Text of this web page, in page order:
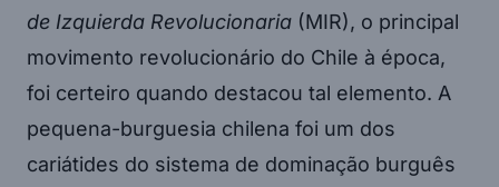
de Izquierda Revolucionaria (MIR), o principal
movimento revolucionário do Chile à época,
foi certeiro quando destacou tal elemento. A
pequena-burguesia chilena foi um dos
cariátides do sistema de dominação burguês